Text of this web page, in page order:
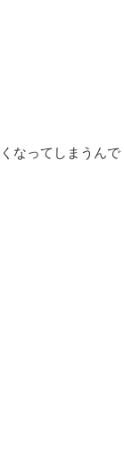
なってしまうんで